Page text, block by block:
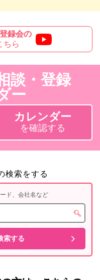
録会の
ちら
談・登録
ー
カレンダー
を確認する
検索をする
ド、会社名など